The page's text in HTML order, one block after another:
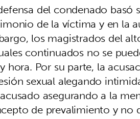
del condenado
de la víctima y en la
los magistrados del
continuados no se
hora. Por su parte, la
sexual alegando
asegurando a la
de prevalimiento y no